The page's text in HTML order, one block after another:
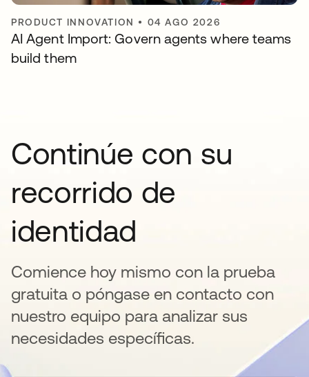
PRODUCT INNOVATION • 04 AGO 2026
AI Agent Import: Govern agents where teams
build them
Continúe con su
recorrido de
identidad
Comience hoy mismo con la prueba
gratuita o póngase en contacto con
nuestro equipo para analizar sus
necesidades específicas.